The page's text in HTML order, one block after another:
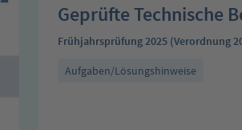
Geprüfte Technische
Frühjahrsprüfung 2025 (Verordnung
Aufgaben/Lösungshinweise